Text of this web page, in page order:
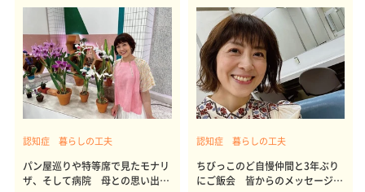
認知症 暮らしの工夫
パン屋巡りや特等席で見たモナリ
ザ、そして病院 母との思い出パ
認知症 暮らしの工夫
ちびっこのど自慢仲間と3年ぶり
にご飯会 皆からのメッセージ動